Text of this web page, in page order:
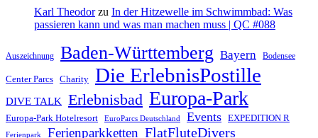
Karl Theodorzu In der Hitzewelle im Schwimmbad: Was
passieren kann und was man machen muss | QC #088
Auszeichnung Baden-Württemberg Bayern Bodensee
Center Parcs Charity Die ErlebnisPostille
DIVE TALK Erlebnisbad Europa-Park
Europa-Park Hotelresort EuroParcs Deutschland Events EXPEDITION R
Ferienpark Ferienparkketten FlatFluteDivers